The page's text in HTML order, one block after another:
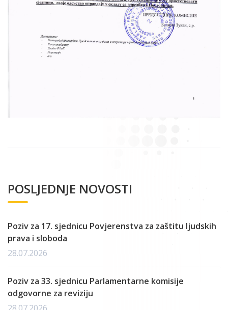
POSLJEDNJE NOVOSTI
Poziv za 17. sjednicu Povjerenstva za zaštitu ljudskih
prava i sloboda
28.07.2026
Poziv za 33. sjednicu Parlamentarne komisije
odgovorne za reviziju